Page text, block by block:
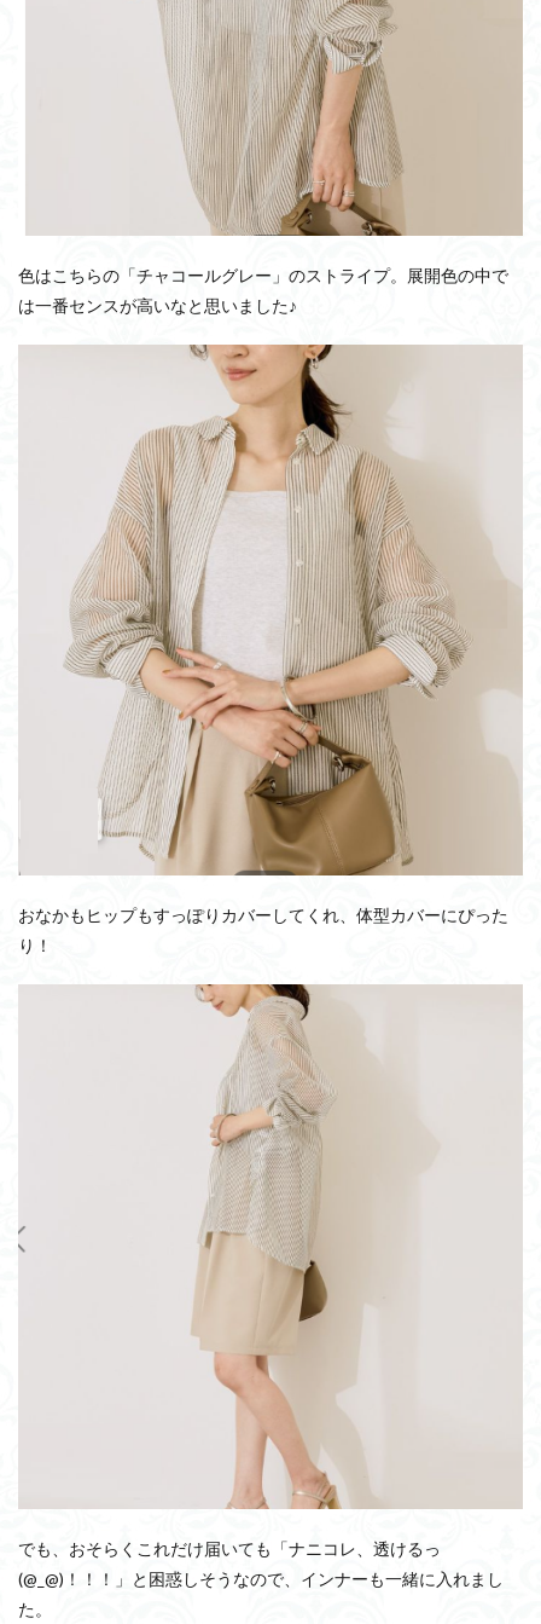
色はこちらの「チャコールグレー」のストライプ。展開色の中で
は一番センスが高いなと思いました♪
おなかもヒップもすっぽりカバーしてくれ、体型カバーにぴった
り！
でも、おそらくこれだけ届いても「ナニコレ、透けるっ
(@_@)！！！」と困惑しそうなので、インナーも一緒に入れまし
た。